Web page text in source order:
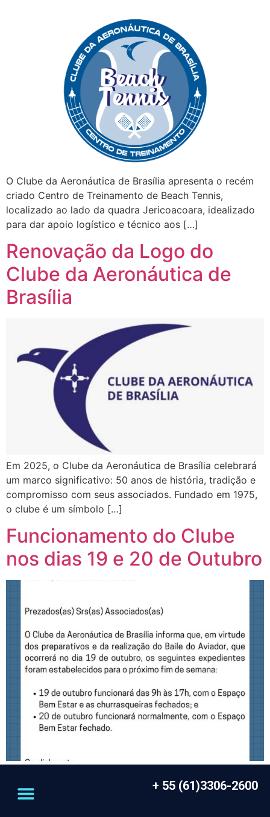
O Clube da Aeronáutica de Brasília apresenta o recém
criado Centro de Treinamento de Beach Tennis,
localizado ao lado da quadra Jericoacoara, idealizado
para dar apoio logístico e técnico aos […]
Renovação da Logo do
Clube da Aeronáutica de
Brasília
Em 2025, o Clube da Aeronáutica de Brasília celebrará
um marco significativo: 50 anos de história, tradição e
compromisso com seus associados. Fundado em 1975,
o clube é um símbolo […]
Funcionamento do Clube
nos dias 19 e 20 de Outubro
+ 55 (61)3306-2600